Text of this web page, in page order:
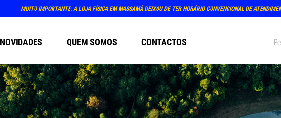
PRÓXIMO ATENDIMENTO PRESENCIAL NA LOJA: TERÇA E QUINTA-FEIRA, DIAS 4 E 6 DE AGOSTO (15-18H)
NOVIDADES QUEM SOMOS CONTACTOS